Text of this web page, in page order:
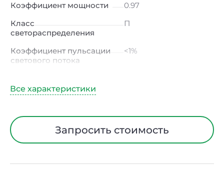
Коэффициент мощности
0.97
Класс
светораспределения
П
Коэффициент пульсации
светового потока
<1%
Тип кривой силы света
/ Г (глубокая)
Угол рассеивания
15° / 23° / 30° / 45° / 60°
Запросить стоимость